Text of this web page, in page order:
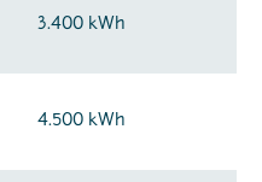
3.400 kWh
4.500 kWh